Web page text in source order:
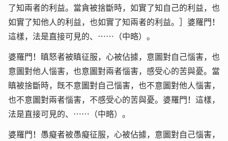
了知兩者的利益。當貪被捨斷時，如實了知自己的利益，也
如實了知他人的利益，也如實了知兩者的利益。］婆羅門！
這樣，法是直接可見的、……（中略）。
婆羅門！瞋怒者被瞋征服，心被佔據，意圖對自己惱害，也
意圖對他人惱害，也意圖對兩者惱害，感受心的苦與憂。當
瞋被捨斷時，既不意圖對自己惱害，也不意圖對他人惱害，
也不意圖對兩者惱害，不感受心的苦與憂。婆羅門！這樣，
法是直接可見的、……（中略）。
婆羅門！愚癡者被愚癡征服，心被佔據，意圖對自己惱害，